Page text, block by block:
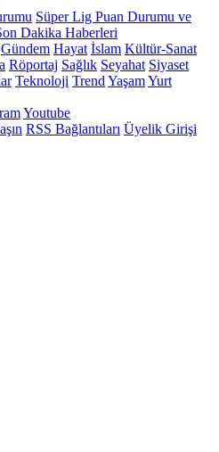
Süper Lig Puan Durumu ve
Dakika Haberleri
Gündem Hayat İslam Kültür-Sanat
Röportaj Sağlık Seyahat Siyaset
Teknoloji Trend YaşamYurt
Youtube
RSS Bağlantıları Üyelik Girişi